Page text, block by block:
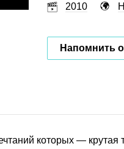
2010
Напомнить
которых — крутая